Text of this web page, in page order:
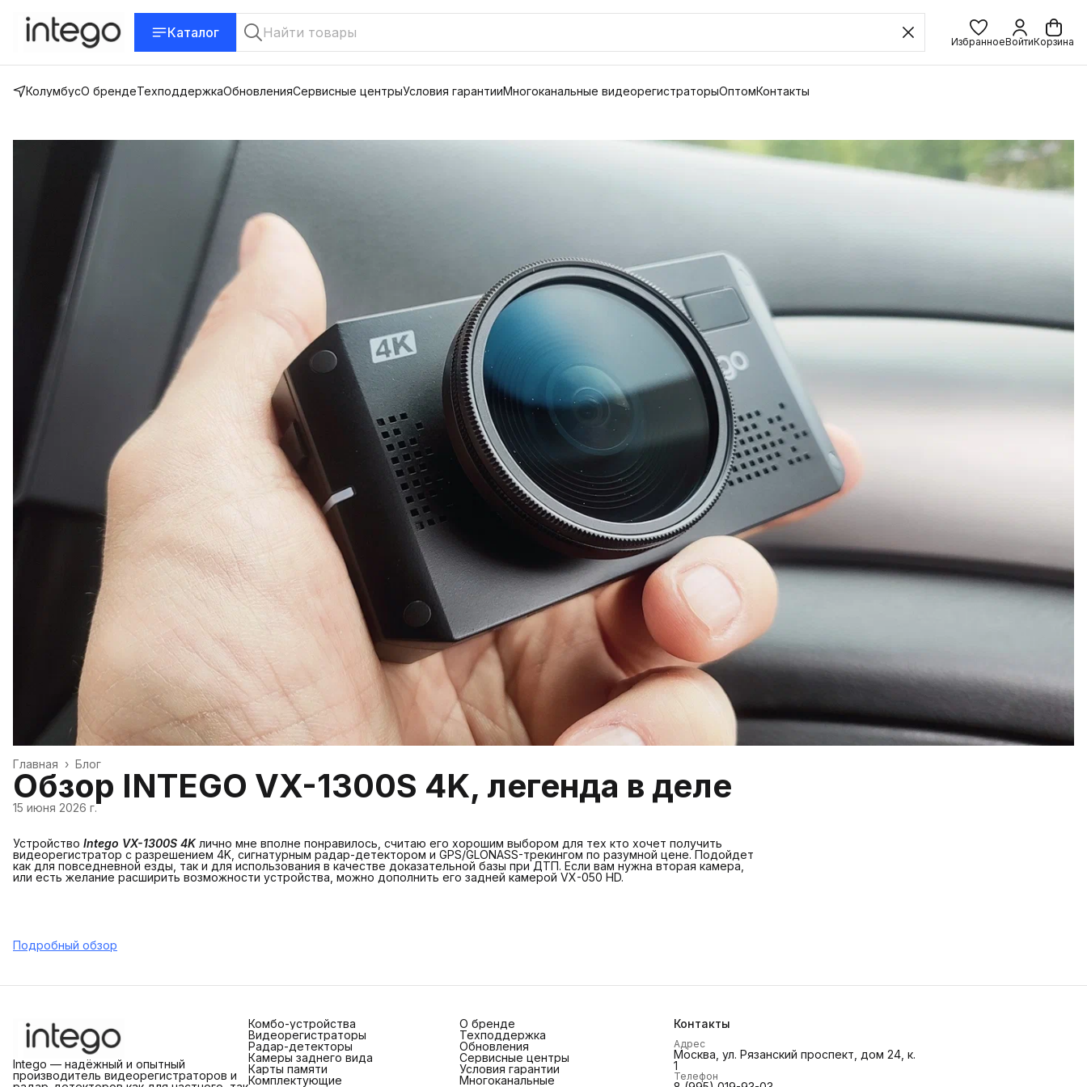
Каталог
ИзбранноеВойтиКорзина
КолумбусО брендеТехподдержкаОбновленияСервисные центрыУсловия гарантииМногоканальные видеорегистраторыОптомКонтакты
Блог
Главная ›
Обзор INTEGO VX-1300S 4K, легенда в деле
15 июня 2026 г.
Устройство Intego VX-1300S 4Kлично мне вполне понравилось, считаю его хорошим выбором для тех кто хочет получить
видеорегистратор с разрешением 4K, сигнатурным радар-детектором и GPS/GLONASS-трекингом по разумной цене. Подойдет
как для повседневной езды, так и для использования в качестве доказательной базы при ДТП. Если вам нужна вторая камера,
или есть желание расширить возможности устройства, можно дополнить его задней камерой VX-050 HD.
Подробный обзор
Intego — надёжный и опытный
производитель видеорегистраторов и
Комбо-устройства
Видеорегистраторы
Радар-детекторы
Камеры заднего вида
Карты памяти
Комплектующие
О бренде
Техподдержка
Обновления
Сервисные центры
Условия гарантии
Многоканальные
Контакты
Адрес
Москва, ул. Рязанский проспект, дом 24, к.
1
Телефон